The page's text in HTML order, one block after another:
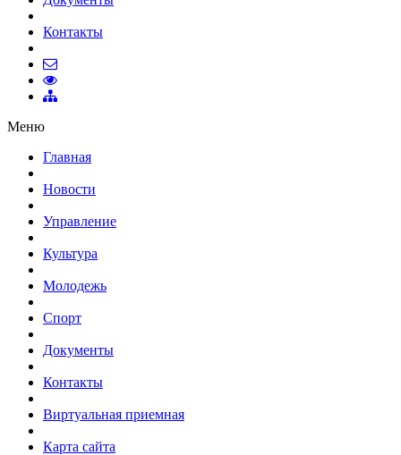
Контакты
Меню
Главная
Новости
Управление
Культура
Молодежь
Спорт
Документы
Контакты
Виртуальная приемная
Карта сайта